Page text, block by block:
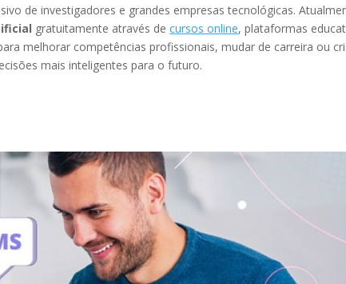
de investigadores e grandes empresas tecnológicas.
gratuitamente através decursos online, plataformas
melhorar competências profissionais, mudar de carreira ou
mais inteligentes para o futuro.